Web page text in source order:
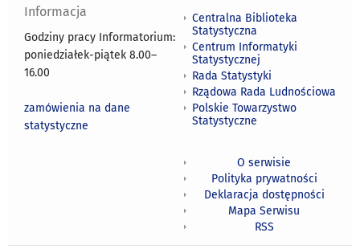
Informacja
Godziny pracy Informatorium:
poniedziałek-piątek 8.00–
16.00
zamówienia na dane
statystyczne
Centralna Biblioteka
Statystyczna
Centrum Informatyki
Statystycznej
Rada Statystyki
Rządowa Rada Ludnościowa
Polskie Towarzystwo
Statystyczne
O serwisie
Polityka prywatności
Deklaracja dostępności
Mapa Serwisu
RSS